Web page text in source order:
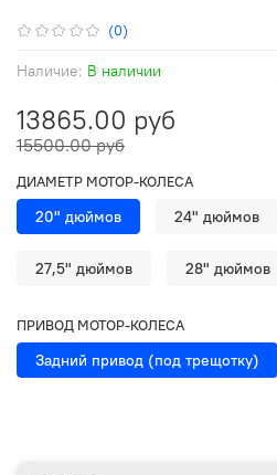
(0)
Наличие: В наличии
13865.00 руб
15500.00 руб
ДИАМЕТР МОТОР-КОЛЕСА
20" дюймов 24" дюймов
27,5" дюймов 28" дюймов
ПРИВОД МОТОР-КОЛЕСА
Задний привод (под трещотку)